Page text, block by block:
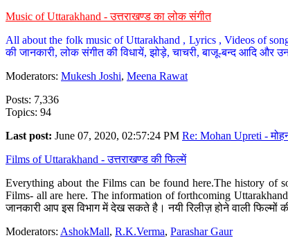
Music of Uttarakhand - उत्तराखण्ड का लोक संगीत
All about the folk music of Uttarakhand , Lyrics , Videos of
की जानकारी, लोक संगीत की विधायें, झोड़े, चाचरी, बाजू-बन्द आदि और
Moderators: Mukesh Joshi, Meena Rawat
Posts: 7,336
Topics: 94
Last post: June 07, 2020, 02:57:24 PM Re: Mohan Upreti -
Films of Uttarakhand - उत्तराखण्ड की फिल्में
Everything about the Films can be found here.The history of
Films- all are here. The information of forthcoming
जानकारी आप इस विभाग में देख सकते है। नयी रिलीज़ होने वाली फिल्मों
Moderators: AshokMall, R.K.Verma, Parashar Gaur